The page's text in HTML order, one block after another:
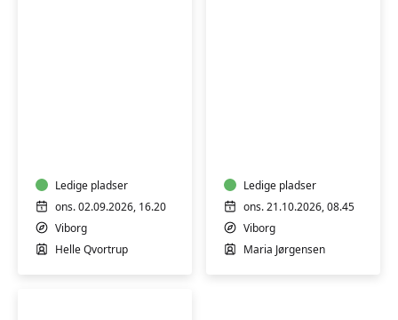
Trin
3
&
4
Ledige pladser
ons. 02.09.2026, 16.20
Viborg
Helle Qvortrup
smartphone
og
tablet
(android)
Ledige pladser
ons. 21.10.2026, 08.45
Viborg
Maria Jørgensen